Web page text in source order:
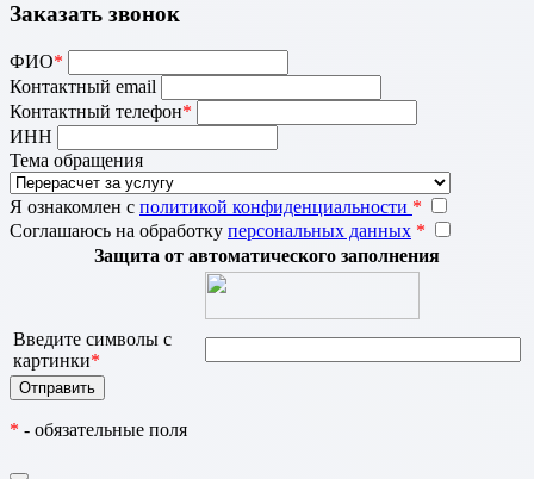
Заказать звонок
ФИО*
Контактный email
Контактный телефон*
ИНН
Тема обращения
Я ознакомлен с политикой конфиденциальности *
Соглашаюсь на обработку персональных данных *
Защита от автоматического заполнения
Введите символы с
картинки*
* - обязательные поля